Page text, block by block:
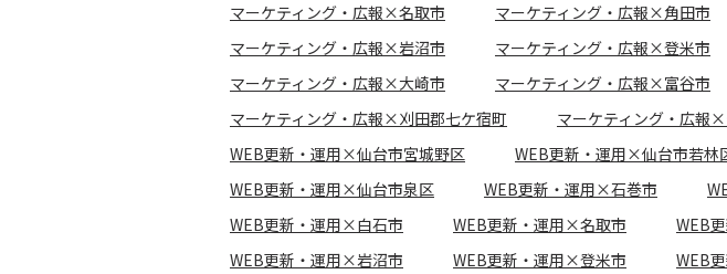
マーケティング・広報×名取市
マーケティング・広報×角田市
マーケティング・広報×岩沼市
マーケティング・広報×登米市
マーケティング・広報×大崎市
マーケティング・広報×富谷市
マーケティング・広報×刈田郡七ケ宿町
マーケティング・広報
WEB更新・運用×仙台市宮城野区
WEB更新・運用×仙台市若林
WEB更新・運用×仙台市泉区
WEB更新・運用×石巻市
WEB更新・運用×白石市
WEB更新・運用×名取市 WEB
WEB更新・運用×岩沼市
WEB更新・運用×登米市 WEB